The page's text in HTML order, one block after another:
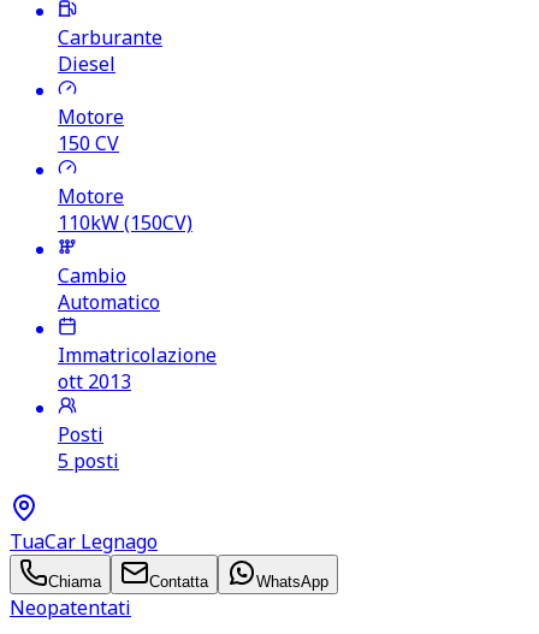
Carburante
Diesel
Motore
150CV
Motore
110kW (150CV)
Cambio
Automatico
Immatricolazione
ott 2013
Posti
5 posti
TuaCar Legnago
Chiama Contatta WhatsApp
Neopatentati